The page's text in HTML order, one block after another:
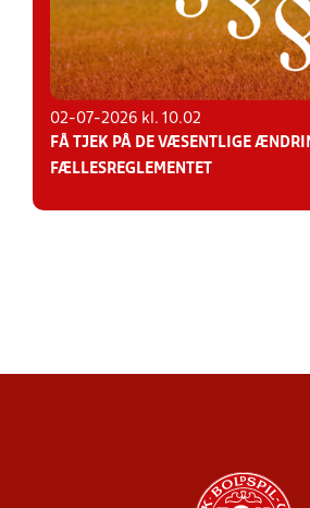
02-07-2026 kl. 10.02
FÅ TJEK PÅ DE VÆSENTLIGE
FÆLLESREGLEMENTET